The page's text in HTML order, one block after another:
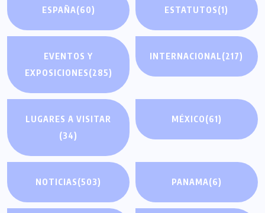
ESPAÑA(60) ESTATUTOS(1)
EVENTOS Y
EXPOSICIONES(285)
INTERNACIONAL(217)
LUGARES A VISITAR
(34)
MÉXICO(61)
NOTICIAS(503) PANAMA(6)